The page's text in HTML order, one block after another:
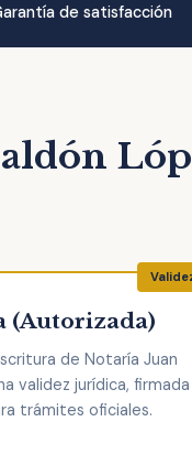
de satisfacción
(Autorizada)
de Notaría Juan
validez jurídica,
trámites oficiales.